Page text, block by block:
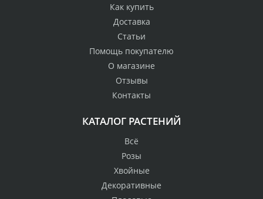
Как купить
Доставка
Статьи
Помощь покупателю
О магазине
Отзывы
Контакты
КАТАЛОГ РАСТЕНИЙ
Всё
Розы
Хвойные
Декоративные